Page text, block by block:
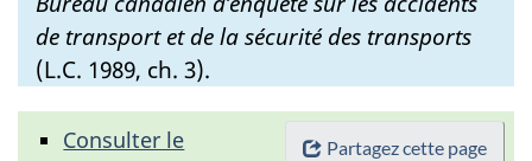
de transport et de la sécurité des transports
(L.C. 1989, ch. 3).
Partagez cette page
Consulter le